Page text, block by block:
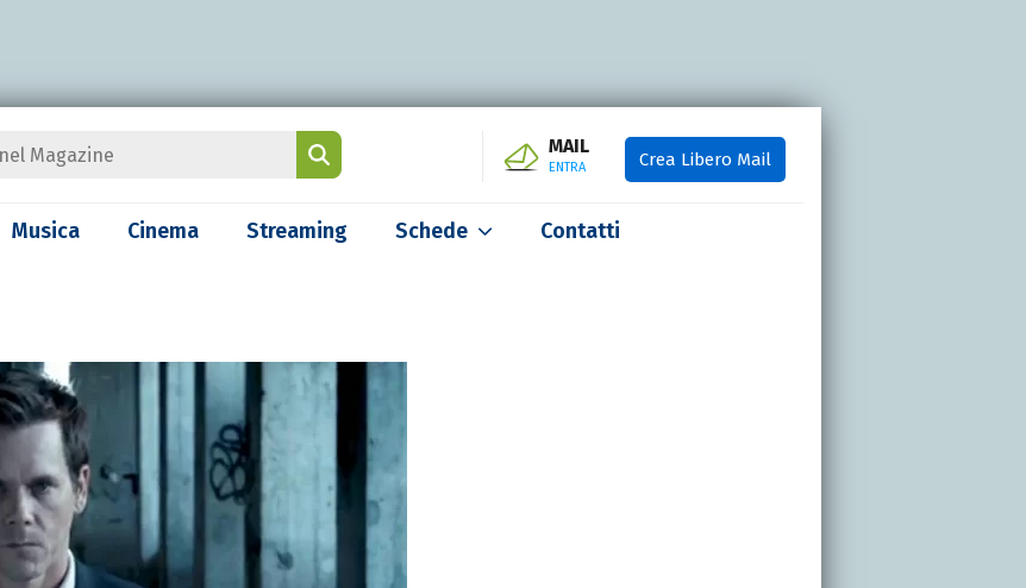
MAIL
ENTRA Crea Libero Mail
Musica Cinema Streaming Schede Contatti